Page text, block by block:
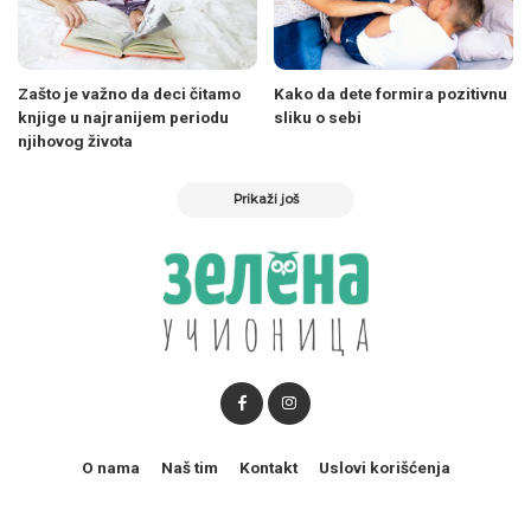
Zašto je važno da deci čitamo
knjige u najranijem periodu
njihovog života
Kako da dete formira pozitivnu
sliku o sebi
Prikaži još
O nama Naš tim Kontakt Uslovi korišćenja